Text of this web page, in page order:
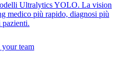
Ultralytics YOLO. La vision
medico più rapido, diagnosi più